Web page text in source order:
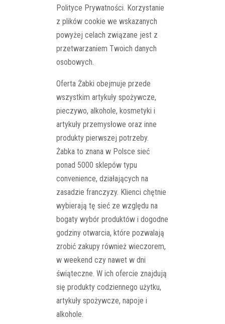
Polityce Prywatności. Korzystanie
z plików cookie we wskazanych
powyżej celach związane jest z
przetwarzaniem Twoich danych
osobowych.
Oferta Żabki obejmuje przede
wszystkim artykuły spożywcze,
pieczywo, alkohole, kosmetyki i
artykuły przemysłowe oraz inne
produkty pierwszej potrzeby.
Żabka to znana w Polsce sieć
ponad 5000 sklepów typu
convenience, działających na
zasadzie franczyzy. Klienci chętnie
wybierają tę sieć ze względu na
bogaty wybór produktów i dogodne
godziny otwarcia, które pozwalają
zrobić zakupy również wieczorem,
w weekend czy nawet w dni
świąteczne. W ich ofercie znajdują
się produkty codziennego użytku,
artykuły spożywcze, napoje i
alkohole.